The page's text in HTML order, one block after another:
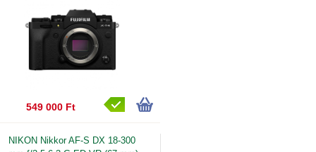
549 000 Ft
NIKON Nikkor AF-S DX 18-300